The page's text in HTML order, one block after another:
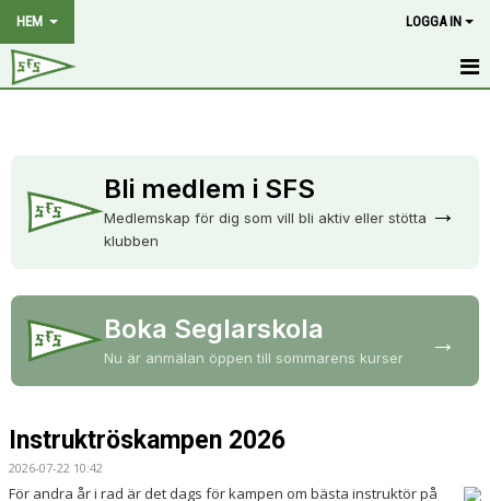
HEM LOGGA IN
OM KLUBBEN
HISTORIA
STYRELSE
KALENDER
BILDGALLERI
DOKUMENT
Bli medlem i SFS
Medlemskap för dig som vill bli aktiv eller stötta
klubben
→
Boka Seglarskola
Nu är anmälan öppen till sommarens kurser →
Instruktröskampen 2026
2026-07-22 10:42
För andra år i rad är det dags för kampen om bästa instruktör på